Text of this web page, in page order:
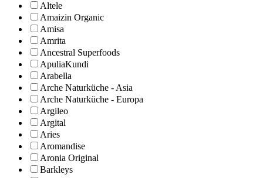
Altele
Amaizin Organic
Amisa
Amrita
Ancestral Superfoods
ApuliaKundi
Arabella
Arche Naturküche - Asia
Arche Naturküche - Europa
Argileo
Argital
Aries
Aromandise
Aronia Original
Barkleys